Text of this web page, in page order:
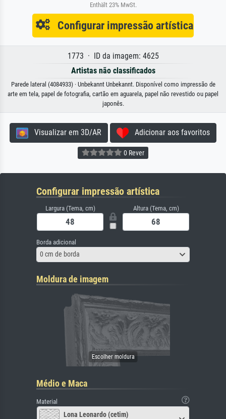
Enthält 23% MwSt.
Configurar impressão artística
1773 · ID da imagem: 4625
Artistas não classificados
Parede lateral (4084933) · Unbekannt Unbekannt. Disponível como impressão de
arte em tela, papel de fotografia, cartão em aguarela, papel não revestido ou papel
japonês.
Visualizar em 3D/AR Adicionar aos favoritos
0 Rever
Configurar impressão artística
Largura (Tema, cm) Altura (Tema, cm)
Borda adicional
0 cm de borda
Moldura de imagem
Médio e Maca
Material
Lona Leonardo (cetim)